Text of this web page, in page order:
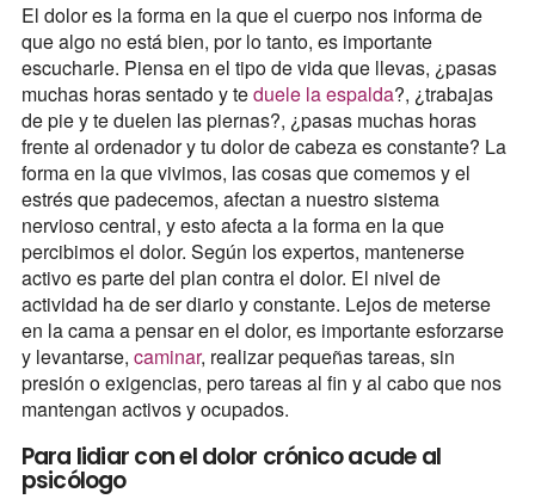
El dolor es la forma en la que el cuerpo nos informa de
que algo no está bien, por lo tanto, es importante
escucharle. Piensa en el tipo de vida que llevas, ¿pasas
muchas horas sentado y teduele la espalda?, ¿trabajas
de pie y te duelen las piernas?, ¿pasas muchas horas
frente al ordenador y tu dolor de cabeza es constante? La
forma en la que vivimos, las cosas que comemos y el
estrés que padecemos, afectan a nuestro sistema
nervioso central, y esto afecta a la forma en la que
percibimos el dolor. Según los expertos, mantenerse
activo es parte del plan contra el dolor. El nivel de
actividad ha de ser diario y constante. Lejos de meterse
en la cama a pensar en el dolor, es importante esforzarse
y levantarse, caminar, realizar pequeñas tareas, sin
presión o exigencias, pero tareas al fin y al cabo que nos
mantengan activos y ocupados.
Para lidiar con el dolor crónico acude al
psicólogo